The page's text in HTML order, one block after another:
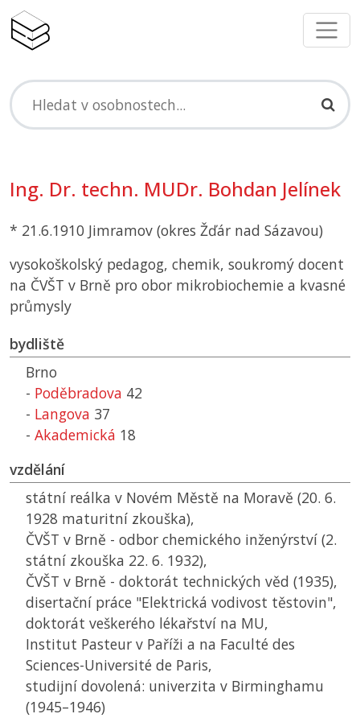
Ing. Dr. techn. MUDr. Bohdan Jelínek
* 21.6.1910 Jimramov (okres Žďár nad Sázavou)
vysokoškolský pedagog, chemik, soukromý docent
na ČVŠT v Brně pro obor mikrobiochemie a kvasné
průmysly
bydliště
Brno
- Poděbradova 42
- Langova 37
- Akademická 18
vzdělání
státní reálka v Novém Městě na Moravě (20. 6.
1928 maturitní zkouška),
ČVŠT v Brně - odbor chemického inženýrství (2.
státní zkouška 22. 6. 1932),
ČVŠT v Brně - doktorát technických věd (1935),
disertační práce "Elektrická vodivost těstovin",
doktorát veškerého lékařství na MU,
Institut Pasteur v Paříži a na Faculté des
Sciences-Université de Paris,
studijní dovolená: univerzita v Birminghamu
(1945–1946)